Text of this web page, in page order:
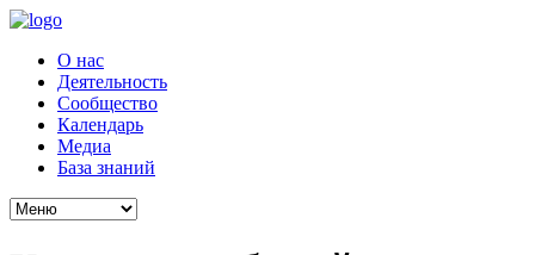
О нас
Деятельность
Сообщество
Календарь
Медиа
База знаний